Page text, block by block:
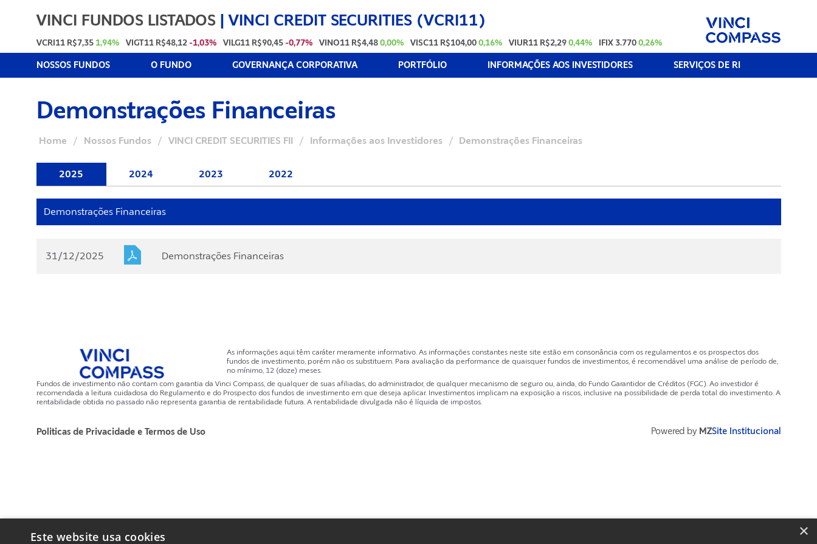
VINCI FUNDOS LISTADOS |VINCI CREDIT SECURITIES (VCRI11)
VCRI11 R$7,35 1,94% VIGT11 R$48,12 -1,03% VILG11 R$90,45 -0,77% VINO11 R$4,48 0,00% VISC11 R$104,00 0,16% VIUR11 R$2,29 0,44% IFIX 3.770 0,26%
NOSSOS FUNDOS O FUNDO GOVERNANÇA CORPORATIVA PORTFÓLIO INFORMAÇÕES AOS INVESTIDORES SERVIÇOS DE RI
Demonstrações Financeiras
Home / Nossos Fundos / VINCI CREDIT SECURITIES FII / Informações aos Investidores / Demonstrações Financeiras
2025 2024 2023 2022
Demonstrações Financeiras
31/12/2025 Demonstrações Financeiras
As informações aqui têm caráter meramente informativo. As informações constantes neste site estão em consonância com os regulamentos e os prospectos dos
fundos de investimento, porém não os substituem. Para avaliação da performance de quaisquer fundos de investimentos, é recomendável uma análise de período de,
no mínimo, 12 (doze) meses.
Fundos de investimento não contam com garantia da Vinci Compass, de qualquer de suas afiliadas, do administrador, de qualquer mecanismo de seguro ou, ainda, do Fundo Garantidor de Créditos (FGC). Ao investidor é
recomendada a leitura cuidadosa do Regulamento e do Prospecto dos fundos de investimento em que deseja aplicar. Investimentos implicam na exposição a riscos, inclusive na possibilidade de perda total do investimento. A
rentabilidade obtida no passado não representa garantia de rentabilidade futura. A rentabilidade divulgada não é líquida de impostos.
Politicas de Privacidade e Termos de Uso Powered by MZSite Institucional
×
Este website usa cookies